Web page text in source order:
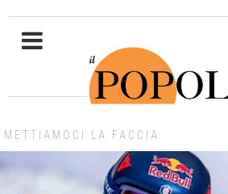
METTIAMOCI LA FACCIA